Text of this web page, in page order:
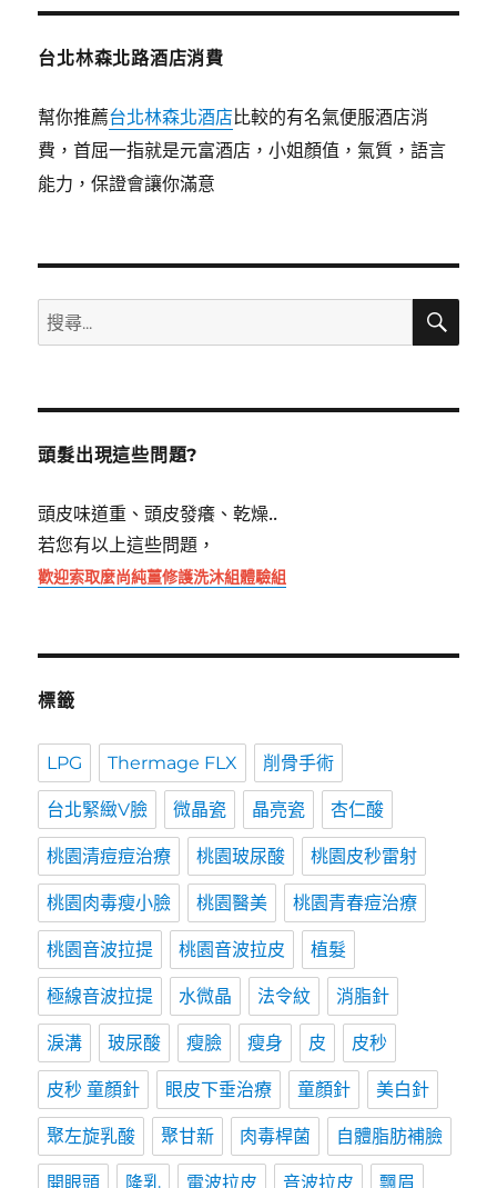
台北林森北路酒店消費
幫你推薦台北林森北酒店比較的有名氣便服酒店消
費，首屈一指就是元富酒店，小姐顏值，氣質，語言
能力，保證會讓你滿意
搜
尋
鍵
搜
頭髮出現這些問題?
頭皮味道重、頭皮發癢、乾燥..
若您有以上這些問題，
歡迎索取麼尚純薑修護洗沐組體驗組
標籤
LPG Thermage FLX 削骨手術
台北緊緻V臉 微晶瓷 晶亮瓷 杏仁酸
桃園清痘痘治療 桃園玻尿酸 桃園皮秒雷射
桃園肉毒瘦小臉 桃園醫美 桃園青春痘治療
桃園音波拉提 桃園音波拉皮 植髮
極線音波拉提 水微晶 法令紋 消脂針
淚溝 玻尿酸 瘦臉 瘦身 皮 皮秒
皮秒 童顏針 眼皮下垂治療 童顏針 美白針
聚左旋乳酸 聚甘新 肉毒桿菌 自體脂肪補臉
開眼頭 隆乳 電波拉皮 音波拉皮 飄眉